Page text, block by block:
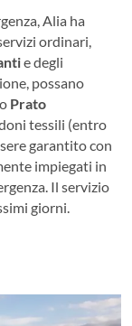
Alia ha
ordinari,
e degli
possano
Prato
tessili (entro
garantito con
impiegati in
Il servizio
giorni.